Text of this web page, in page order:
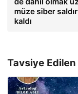
müze siber
kaldı
Tavsiye